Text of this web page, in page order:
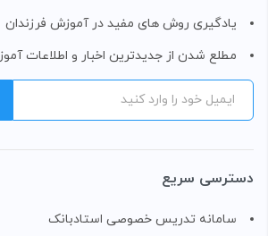
یادگیری روش های مفید در آموزش فرزندان
مطلع شدن از جدیدترین اخبار و اطلاعات
دسترسی سریع
سامانه تدریس خصوصی استادبانک